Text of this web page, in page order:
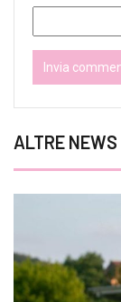
ALTRE NEWS